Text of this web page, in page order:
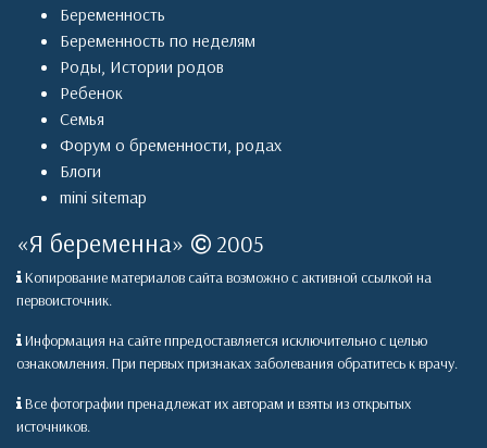
Беременность
Беременность по неделям
Роды, Истории родов
Ребенок
Семья
Форум о бременности, родах
Блоги
mini sitemap
«Я беременна» 2005
Копирование материалов сайта возможно с активной ссылкой на
первоисточник.
Информация на сайте ппредоставляется исключительно с целью
ознакомления. При первых признаках заболевания обратитесь к врачу.
Все фотографии пренадлежат их авторам и взяты из открытых
источников.